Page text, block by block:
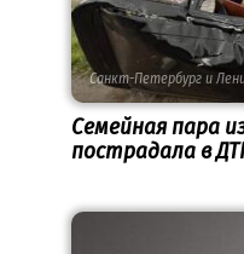
Санкт-Петербург и
Семейная пара
пострадала в